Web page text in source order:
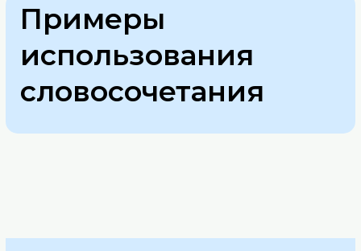
Примеры
использования
словосочетания